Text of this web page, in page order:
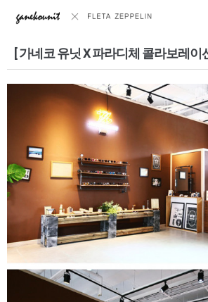
[ 가네코 유닛 X 파라디체 콜라보레이